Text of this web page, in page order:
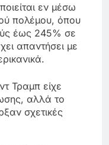
εν μέσω
πολέμου, όπου
έως 245% σε
απαντήσει με
Τραμπ είχε
αλλά το
σχετικές